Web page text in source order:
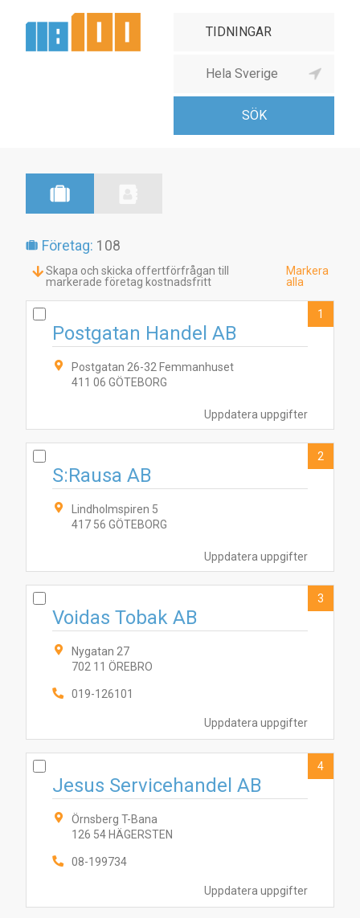
Företag: 108
Skapa och skicka offertförfrågan till
markerade företag kostnadsfritt
Markera
alla
Uppdatera uppgifter
Postgatan Handel AB
Postgatan 26-32 Femmanhuset
411 06 GÖTEBORG
1
Uppdatera uppgifter
S:Rausa AB
Lindholmspiren 5
417 56 GÖTEBORG
2
Uppdatera uppgifter
Voidas Tobak AB
Nygatan 27
702 11 ÖREBRO
019-126101
3
Uppdatera uppgifter
Jesus Servicehandel AB
Örnsberg T-Bana
126 54 HÄGERSTEN
08-199734
4